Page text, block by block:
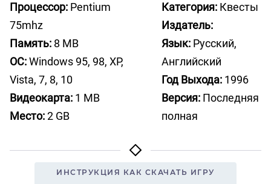
Процессор: Pentium
75mhz
Память: 8 MB
ОС:Windows 95, 98, XP,
Vista, 7, 8, 10
Видеокарта: 1 MB
Место:2 GB
Категория: Квесты
Издатель:
Язык: Русский,
Английский
Год Выхода: 1996
Версия: Последняя
полная
ИНСТРУКЦИЯ КАК СКАЧАТЬ ИГРУ